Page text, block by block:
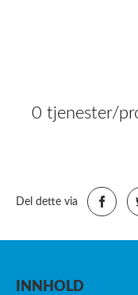
0 tjenester/
Del dette via
INNHOLD